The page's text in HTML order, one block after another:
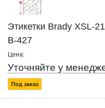
Этикетки Brady XSL-
B-427
Цена:
Уточняйте у
Под заказ